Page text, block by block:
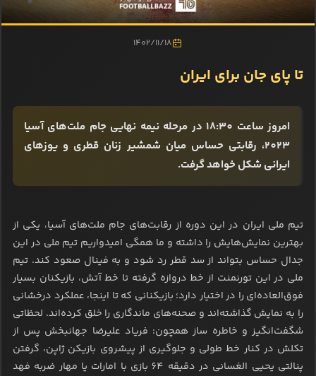
1402/11/18
تا پای جان برای ایران
امروز ساعت 18:30 در مرحله نیمه نهایی جام ملت‌های آسیا
2023، رقابتی حساس میان شمشیر زنان قطری و یوزهای
ایرانی شکل خواهد گرفت.
تیم ملی ایران در این دوره از رقابت‌های جام ملت‌های آسیا، یکی از
بهترین نمایش‌هایش را داشته و ما همگی امیدواریم تیم ملی در این
جدال حساس بتواند از سد قطر رد شود و به فینال صعود کند. تیم
ملی در این تورنمنت از خط دروازه گرفته تا خط آتش، بازیکنان بسیار
فوق‌العاده‌ای را در اختیار دارد؛ بازیکنانی که تا اینجا، عملکرد درخشانی
را به نمایش گذاشته‌اند و صحنه‌های ماندگاری را خلق کرده‌اند. لحظاتی
شگفت‌انگیز و خاطره ساز همچون: فریاد علیرضا جهانبخش پس از
تکلش در کنار خط طولی و جلوگیری از پیشروی بازیکن ژاپن، گرفتن
پنالتی یحیی الغسانی در دقیقه 64 بازی با امارات یا مهار ضربه فهد